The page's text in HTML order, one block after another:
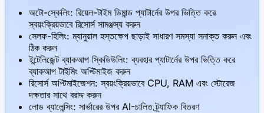
অটো-স্কেলিং: রিয়েল-টাইম ডিমান্ড প্যাটার্নের উপর ভিত্তি করে
স্বয়ংক্রিয়ভাবে রিসোর্স সামঞ্জস্য করুন
সেলফ-হিলিং: ম্যানুয়াল হস্তক্ষেপ ছাড়াই সাধারণ সমস্যা সনাক্ত করুন এবং
ঠিক করুন
ইন্টেলিজেন্ট ব্যাকআপ স্কিডিউলিং: ব্যবহার প্যাটার্নের উপর ভিত্তি করে
ব্যাকআপ টাইমিং অপ্টিমাইজ করুন
রিসোর্স অপ্টিমাইজেশন: স্বয়ংক্রিয়ভাবে CPU, RAM এবং স্টোরেজ
দক্ষতার সাথে বরাদ্দ করুন
লোড ব্যালেন্সিং: সার্ভারের উপর AI-চালিত ট্র্যাফিক বিতরণ